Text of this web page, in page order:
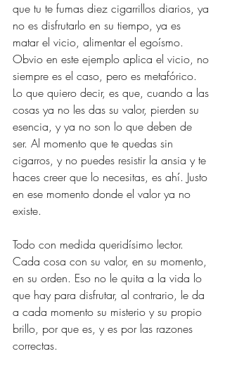
que tu te fumas diez cigarrillos diarios, ya
no es disfrutarlo en su tiempo, ya es
matar el vicio, alimentar el egoísmo.
Obvio en este ejemplo aplica el vicio, no
siempre es el caso, pero es metafórico.
Lo que quiero decir, es que, cuando a las
cosas ya no les das su valor, pierden su
esencia, y ya no son lo que deben de
ser. Al momento que te quedas sin
cigarros, y no puedes resistir la ansia y te
haces creer que lo necesitas, es ahí. Justo
en ese momento donde el valor ya no
existe.
Todo con medida queridísimo lector.
Cada cosa con su valor, en su momento,
en su orden. Eso no le quita a la vida lo
que hay para disfrutar, al contrario, le da
a cada momento su misterio y su propio
brillo, por que es, y es por las razones
correctas.